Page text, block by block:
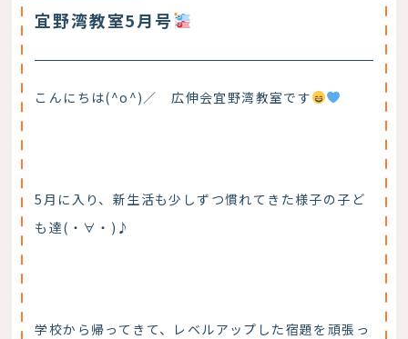
宜野湾教室5月号
こんにちは(^o^)／ 広伸会宜野湾教室です
5月に入り、新生活も少しずつ慣れてきた様子の子ど
も達(・∀・)♪
学校から帰ってきて、レベルアップした宿題を頑張っ